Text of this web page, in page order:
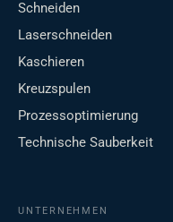
Schneiden
Laserschneiden
Kaschieren
Kreuzspulen
Prozessoptimierung
Technische Sauberkeit
UNTERNEHMEN